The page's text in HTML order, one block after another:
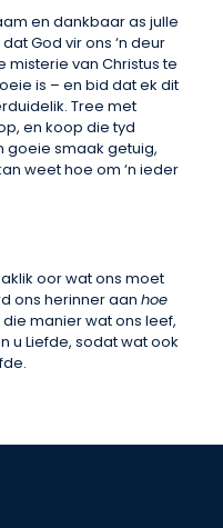
en dankbaar as julle
God vir ons ‘n deur
misterie van Christus te
is – en bid dat ek dit
Tree met
en koop die tyd
goeie smaak getuig,
weet hoe om ‘n ieder
oor wat ons moet
ons herinner aan hoe
manier wat ons leef,
u Liefde, sodat wat ook